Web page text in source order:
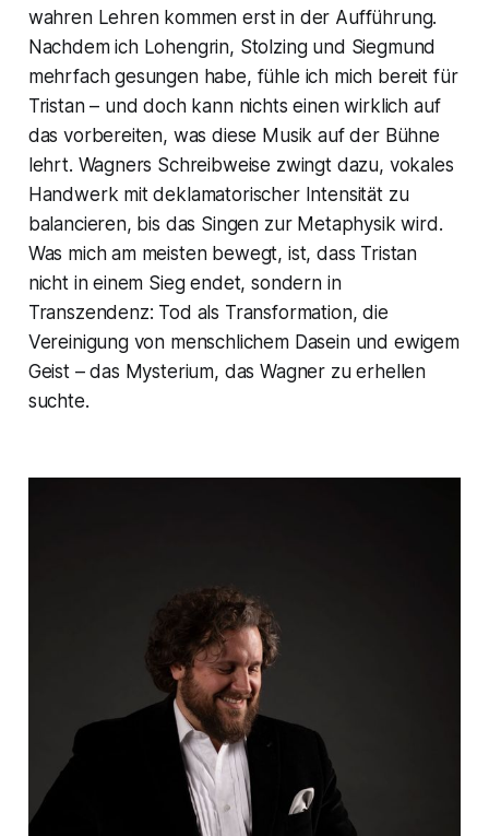
wahren Lehren kommen erst in der Aufführung.
Nachdem ich Lohengrin, Stolzing und Siegmund
mehrfach gesungen habe, fühle ich mich bereit für
Tristan – und doch kann nichts einen wirklich auf
das vorbereiten, was diese Musik auf der Bühne
lehrt. Wagners Schreibweise zwingt dazu, vokales
Handwerk mit deklamatorischer Intensität zu
balancieren, bis das Singen zur Metaphysik wird.
Was mich am meisten bewegt, ist, dass Tristan
nicht in einem Sieg endet, sondern in
Transzendenz: Tod als Transformation, die
Vereinigung von menschlichem Dasein und ewigem
Geist – das Mysterium, das Wagner zu erhellen
suchte.